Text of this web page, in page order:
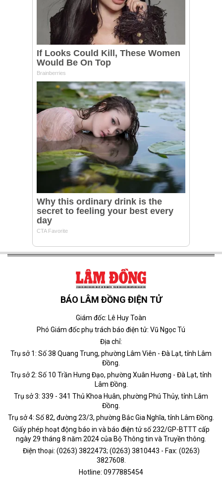
BÁO LÂM ĐỒNG ĐIỆN TỬ
Giám đốc: Lê Huy Toàn
Phó Giám đốc phụ trách báo điện tử: Vũ Ngọc Tú
Địa chỉ:
Trụ sở 1: Số 38 Quang Trung, phường Lâm Viên - Đà Lạt, tỉnh Lâm
Đồng.
Trụ sở 2: Số 10 Trần Hưng Đạo, phường Xuân Hương - Đà Lạt, tỉnh
Lâm Đồng.
Trụ sở 3: 339 - 341 Thủ Khoa Huân, phường Phú Thủy, tỉnh Lâm
Đồng.
Trụ sở 4: Số 82, đường 23/3, phường Bắc Gia Nghĩa, tỉnh Lâm Đồng.
Giấy phép hoạt động báo in và báo điện tử số 232/GP-BTTT cấp
ngày 29 tháng 8 năm 2024 của Bộ Thông tin và Truyền thông.
Điện thoại: (0263) 3822473; (0263) 3810443 - Fax: (0263)
3827608.
Hotline: 0977885454